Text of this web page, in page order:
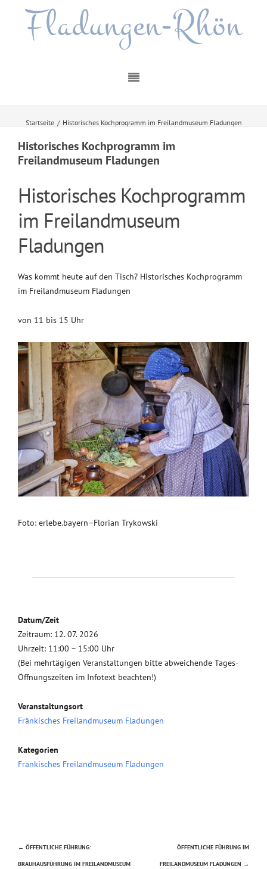
Fladungen-Rhön
Startseite / Historisches Kochprogramm im Freilandmuseum Fladungen
Historisches Kochprogramm im
Freilandmuseum Fladungen
Historisches Kochprogramm
im Freilandmuseum
Fladungen
Was kommt heute auf den Tisch? Historisches Kochprogramm
im Freilandmuseum Fladungen
von 11 bis 15 Uhr
Foto: erlebe.bayern–Florian Trykowski
Datum/Zeit
Zeitraum: 12. 07. 2026
Uhrzeit: 11:00 – 15:00 Uhr
(Bei mehrtägigen Veranstaltungen bitte abweichende Tages-
Öffnungszeiten im Infotext beachten!)
Veranstaltungsort
Fränkisches Freilandmuseum Fladungen
Kategorien
Fränkisches Freilandmuseum Fladungen
Beitragsnavigation
← ÖFFENTLICHE FÜHRUNG:
BRAUHAUSFÜHRUNG IM FREILANDMUSEUM
ÖFFENTLICHE FÜHRUNG IM
FREILANDMUSEUM FLADUNGEN →